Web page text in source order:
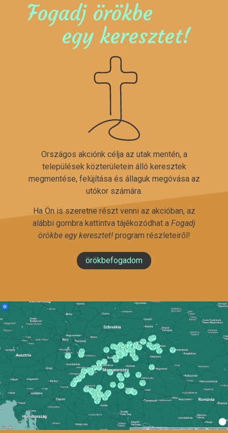
Fogadj örökbe
egy keresztet!
Országos akciónk célja az utak mentén, a
települések közterületein álló keresztek
megmentése, felújítása és állaguk megóvása az
utókor számára.
Ha Ön is szeretne részt venni az akcióban, az
alábbi gombra kattintva tájékozódhat a Fogadj
örökbe egy keresztet!program részleteiről!
örökbefogadom